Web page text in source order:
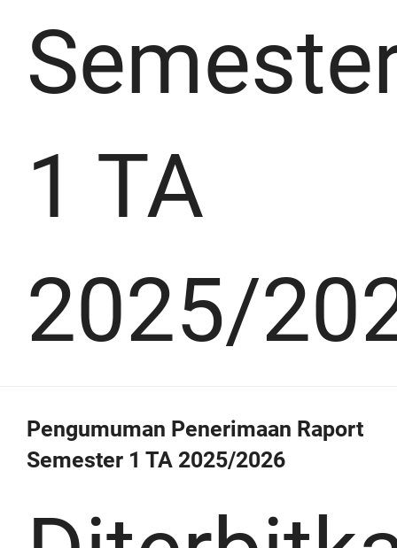
1 TA
2025/
Pengumuman Penerimaan Raport
Semester 1 TA 2025/2026